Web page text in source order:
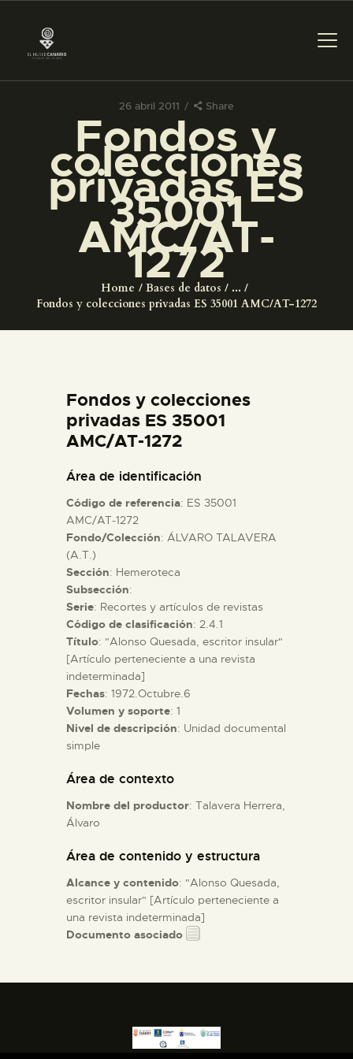
26 abril 2011 Share
Fondos y
colecciones
privadas ES
35001
AMC/AT-
1272
Home Bases de datos
...
Fondos y colecciones privadas ES 35001 AMC/AT-1272
PREPARAR LA VISITA
ACTIVIDADES
EL MUSEO
ESPAÑOL
ACTIVIDADES
█
EL MUSEO
COLECCIONES
DIDÁCTICA
ESPAÑOL
Fondos y colecciones
privadas ES 35001
AMC/AT-1272
Área de identificación
Código de referencia: ES 35001
AMC/AT-1272
Fondo/Colección: ÁLVARO TALAVERA
(A.T.)
Sección: Hemeroteca
Subsección:
Serie: Recortes y artículos de revistas
Código de clasificación: 2.4.1
Título: "Alonso Quesada, escritor insular"
[Artículo perteneciente a una revista
indeterminada]
Fechas: 1972.Octubre.6
Volumen y soporte: 1
Nivel de descripción: Unidad documental
simple
Área de contexto
Nombre del productor: Talavera Herrera,
Álvaro
Área de contenido y estructura
Alcance y contenido: "Alonso Quesada,
escritor insular" [Artículo perteneciente a
una revista indeterminada]
Documento asociado